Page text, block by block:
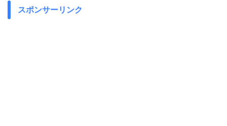
スポンサーリンク